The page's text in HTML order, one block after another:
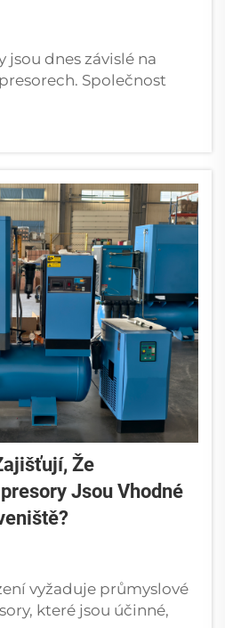
jsou dnes závislé na
Společnost
Machinery Co.,
na vysokokvalitní
a související služby
Že
Jsou Vhodné
vyžaduje průmyslové
které jsou účinné,